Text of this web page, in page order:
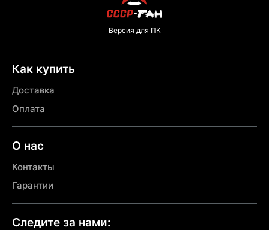
Версия для ПК
Как купить
Доставка
Оплата
О нас
Контакты
Гарантии
Следите за нами: